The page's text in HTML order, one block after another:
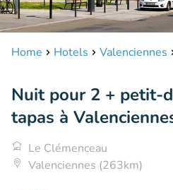
Home Hotels Valenciennes
Nuit pour 2 + petit-
tapas à
Le Clémenceau
Valenciennes (263km)